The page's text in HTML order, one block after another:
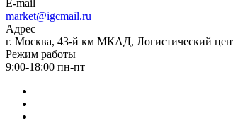
E-mail
market@igcmail.ru
Адрес
г. Москва, 43-й км МКАД, Логистический
Режим работы
9:00-18:00 пн-пт